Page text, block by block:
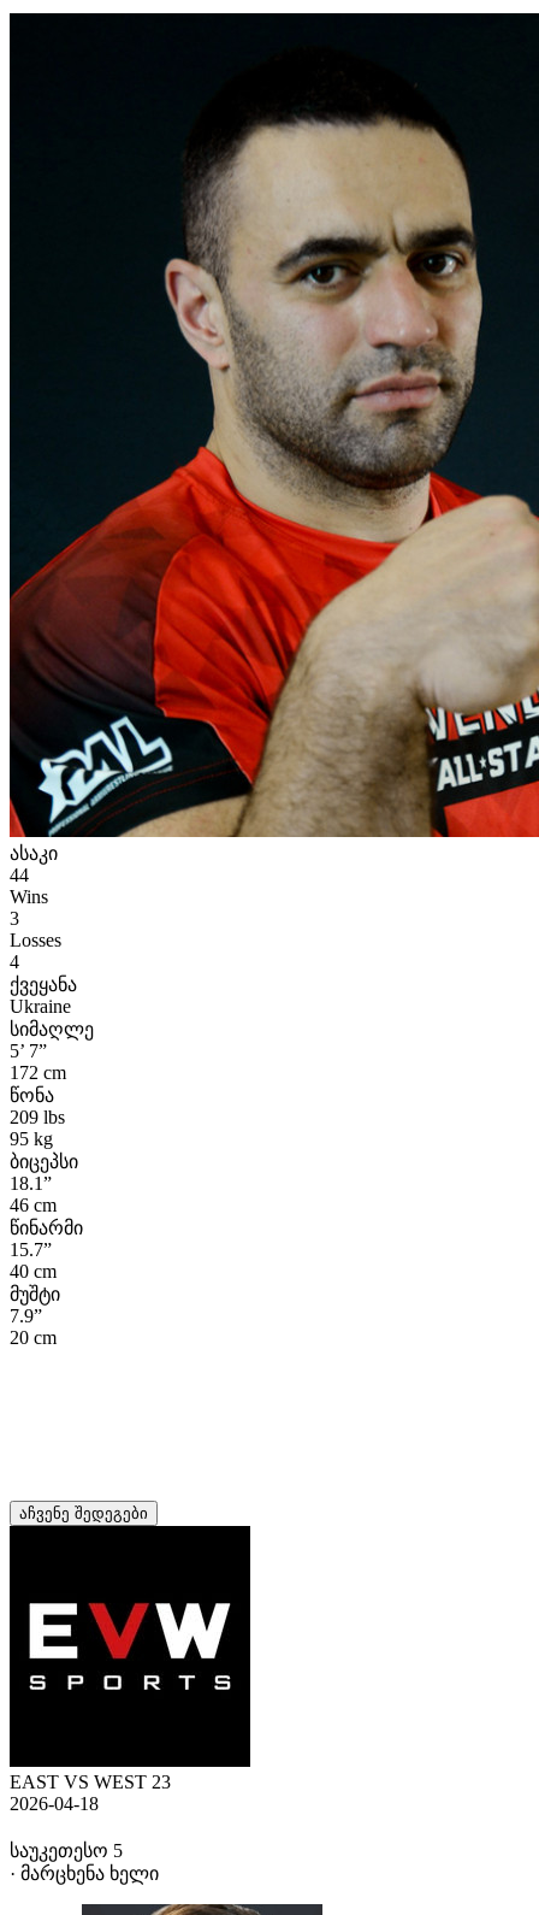
ასაკი
44
Wins
3
Losses
4
ქვეყანა
Ukraine
სიმაღლე
5’ 7”
172 cm
წონა
209 lbs
95 kg
ბიცეპსი
18.1”
46 cm
წინარმი
15.7”
40 cm
მუშტი
7.9”
20 cm
აჩვენე შედეგები
EAST VS WEST 23
2026-04-18
საუკეთესო 5
· მარცხენა ხელი